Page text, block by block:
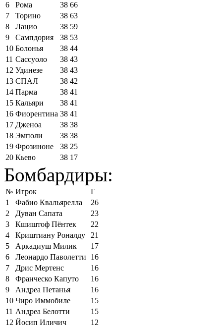
6
Рома 38 66
7
Торино 38 63
8
Лацио 38 59
9
Сампдория 38 53
10 Болонья 38 44
11 Сассуоло 38 43
12 Удинезе 38 43
13 СПАЛ 38 42
14 Парма 38 41
15 Кальяри 38 41
16 Фиорентина 38 41
17 Дженоа 38 38
18 Эмполи 38 38
19 Фрозиноне 38 25
20 Кьево 38 17
Бомбардиры:
№ Игрок
Г
1
Фабио Квальярелла
26
2
Дуван Сапата
23
3
Кшиштоф Пёнтек
22
4
Криштиану Роналду
21
5
Аркадиуш Милик
17
6
Леонардо Паволетти
16
7
Дрис Мертенс
16
8
Франческо Капуто
16
9
Андреа Петанья
16
10 Чиро Иммобиле
15
11 Андреа Белотти
15
12 Йосип Иличич
12